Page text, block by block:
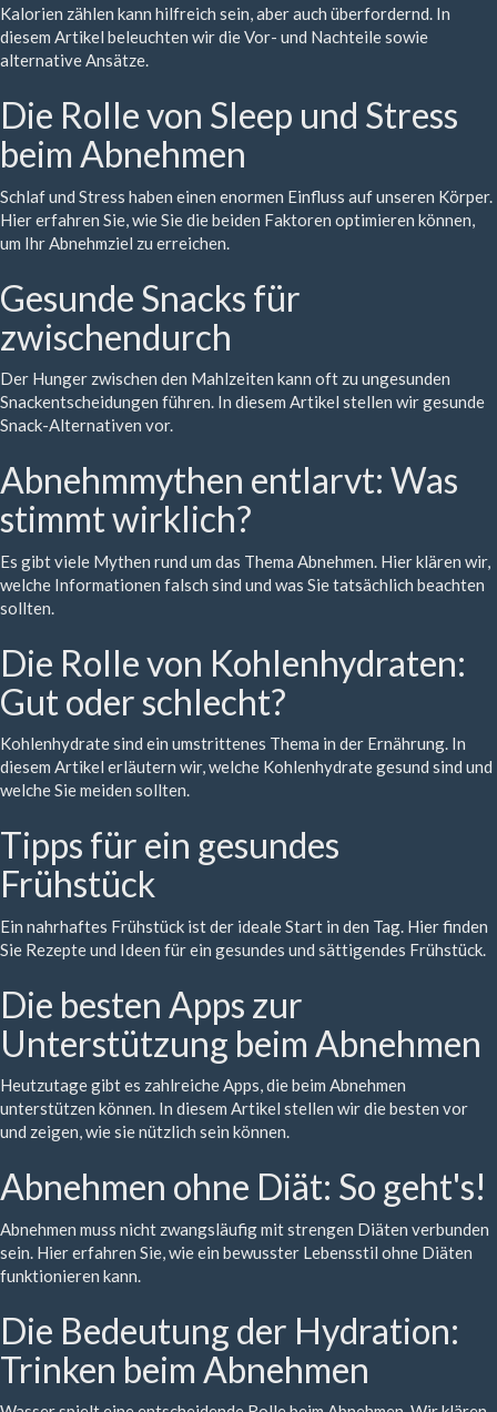
Kalorien zählen kann hilfreich sein, aber auch überfordernd. In
diesem Artikel beleuchten wir die Vor- und Nachteile sowie
alternative Ansätze.
Die Rolle von Sleep und Stress
beim Abnehmen
Schlaf und Stress haben einen enormen Einfluss auf unseren Körper.
Hier erfahren Sie, wie Sie die beiden Faktoren optimieren können,
um Ihr Abnehmziel zu erreichen.
Gesunde Snacks für
zwischendurch
Der Hunger zwischen den Mahlzeiten kann oft zu ungesunden
Snackentscheidungen führen. In diesem Artikel stellen wir gesunde
Snack-Alternativen vor.
Abnehmmythen entlarvt: Was
stimmt wirklich?
Es gibt viele Mythen rund um das Thema Abnehmen. Hier klären wir,
welche Informationen falsch sind und was Sie tatsächlich beachten
sollten.
Die Rolle von Kohlenhydraten:
Gut oder schlecht?
Kohlenhydrate sind ein umstrittenes Thema in der Ernährung. In
diesem Artikel erläutern wir, welche Kohlenhydrate gesund sind und
welche Sie meiden sollten.
Tipps für ein gesundes
Frühstück
Ein nahrhaftes Frühstück ist der ideale Start in den Tag. Hier finden
Sie Rezepte und Ideen für ein gesundes und sättigendes Frühstück.
Die besten Apps zur
Unterstützung beim Abnehmen
Heutzutage gibt es zahlreiche Apps, die beim Abnehmen
unterstützen können. In diesem Artikel stellen wir die besten vor
und zeigen, wie sie nützlich sein können.
Abnehmen ohne Diät: So geht's!
Abnehmen muss nicht zwangsläufig mit strengen Diäten verbunden
sein. Hier erfahren Sie, wie ein bewusster Lebensstil ohne Diäten
funktionieren kann.
Die Bedeutung der Hydration:
Trinken beim Abnehmen